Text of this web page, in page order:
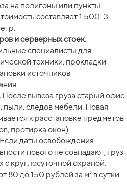
на полигоны или пункты
составляет 1 500-3
и серверных стоек.
специалисты для
техники, прокладки
источников
После вывоза груза старый офис
пыли, следов мебели. Новая
к расстановке предметов
протирка окон).
Если даты освобождения
нового не совпадают, груз
с круглосуточной охраной.
80 до 150 рублей за м³ в сутки.